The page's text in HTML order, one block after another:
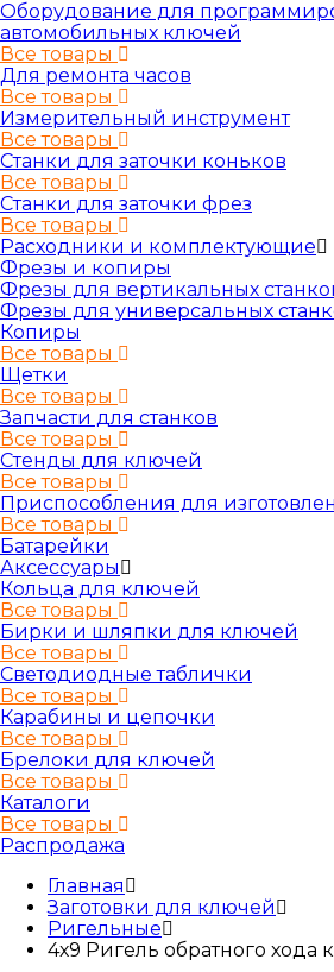
Оборудование для
автомобильных ключей
Все товары
Для ремонта часов
Все товары
Измерительный инструмент
Все товары
Станки для заточки коньков
Все товары
Станки для заточки фрез
Все товары
Расходники и комплектующие
Фрезы и копиры
Фрезы для вертикальных
Фрезы для универсальных
Копиры
Все товары
Щетки
Все товары
Запчасти для станков
Все товары
Стенды для ключей
Все товары
Приспособления для
Все товары
Батарейки
Аксессуары
Кольца для ключей
Все товары
Бирки и шляпки для ключей
Все товары
Светодиодные таблички
Все товары
Карабины и цепочки
Все товары
Брелоки для ключей
Все товары
Каталоги
Все товары
Распродажа
Главная
Заготовки для ключей
Ригельные
4х9 Ригель обратного хода